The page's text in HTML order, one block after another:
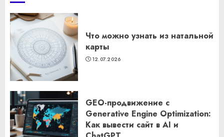
Что можно узнать из натальной
карты
12.07.2026
GEO-продвижение с
Generative Engine Optimization:
Как вывести сайт в AI и